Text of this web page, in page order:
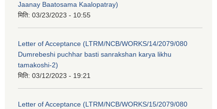
Jaanay Baatosama Kaalopatray)
मिति: 03/23/2023 - 10:55
Letter of Acceptance (LTRM/NCB/WORKS/14/2079/080
Dumrebeshi puchhar basti sanrakshan karya likhu
tamakoshi-2)
मिति: 03/12/2023 - 19:21
Letter of Acceptance (LTRM/NCB/WORKS/15/2079/080